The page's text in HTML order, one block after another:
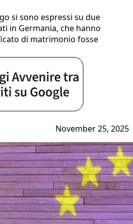
si sono espressi su due
in Germania, che hanno
di matrimonio fosse
November 25, 2025